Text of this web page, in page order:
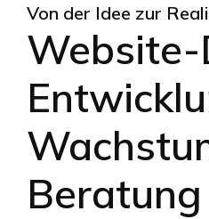
Von der Idee zur
Website-
Beratung